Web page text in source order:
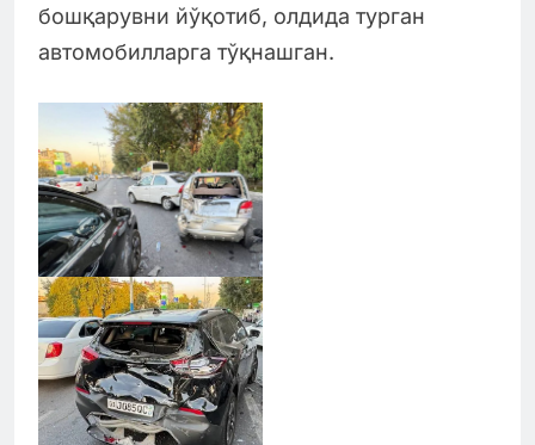
бошқарувни йўқотиб, олдида турган
автомобилларга тўқнашган.